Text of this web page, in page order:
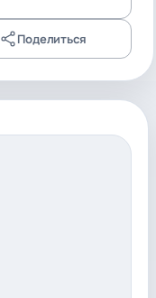
Поделиться